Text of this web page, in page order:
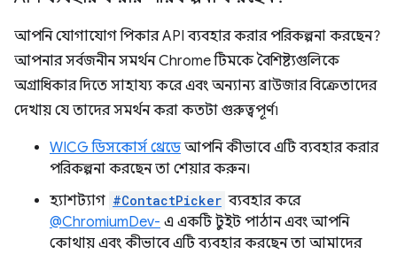
আপনি যোগাযোগ পিকার API ব্যবহার করার পরিকল্পনা করছেন?
আপনার সর্বজনীন সমর্থন Chrome টিমকে বৈশিষ্ট্যগুলিকে
অগ্রাধিকার দিতে সাহায্য করে এবং অন্যান্য ব্রাউজার বিক্রেতাদের
দেখায় যে তাদের সমর্থন করা কতটা গুরুত্বপূর্ণ৷
WICG ডিসকোর্স থ্রেডেআপনি কীভাবে এটি ব্যবহার করার
পরিকল্পনা করছেন তা শেয়ার করুন।
হ্যাশট্যাগ #ContactPicker ব্যবহার করে
@ChromiumDev- এ একটি টুইট পাঠান এবং আপনি
কোথায় এবং কীভাবে এটি ব্যবহার করছেন তা আমাদের